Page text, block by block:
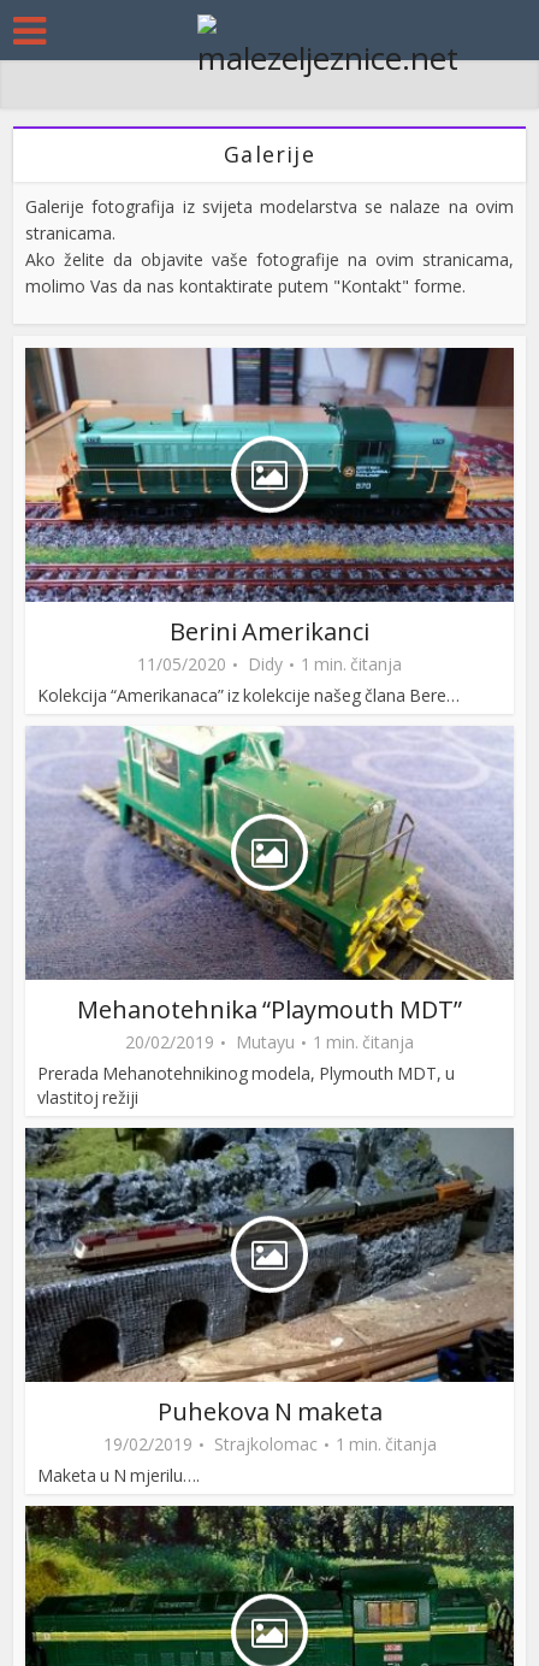
Galerije
Galerije fotografija iz svijeta modelarstva se nalaze na ovim
stranicama.
Ako želite da objavite vaše fotografije na ovim stranicama,
molimo Vas da nas kontaktirate putem "Kontakt" forme.
Berini Amerikanci
11/05/2020 Didy
1 min. čitanja
Kolekcija “Amerikanaca” iz kolekcije našeg člana Bere…
Mehanotehnika “Playmouth MDT”
20/02/2019 Mutayu
1 min. čitanja
Prerada Mehanotehnikinog modela, Plymouth MDT, u
vlastitoj režiji
Puhekova N maketa
19/02/2019 Strajkolomac
1 min. čitanja
Maketa u N mjerilu….